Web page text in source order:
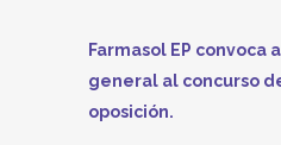
Farmasol EP convoca
general al concurso
oposición.